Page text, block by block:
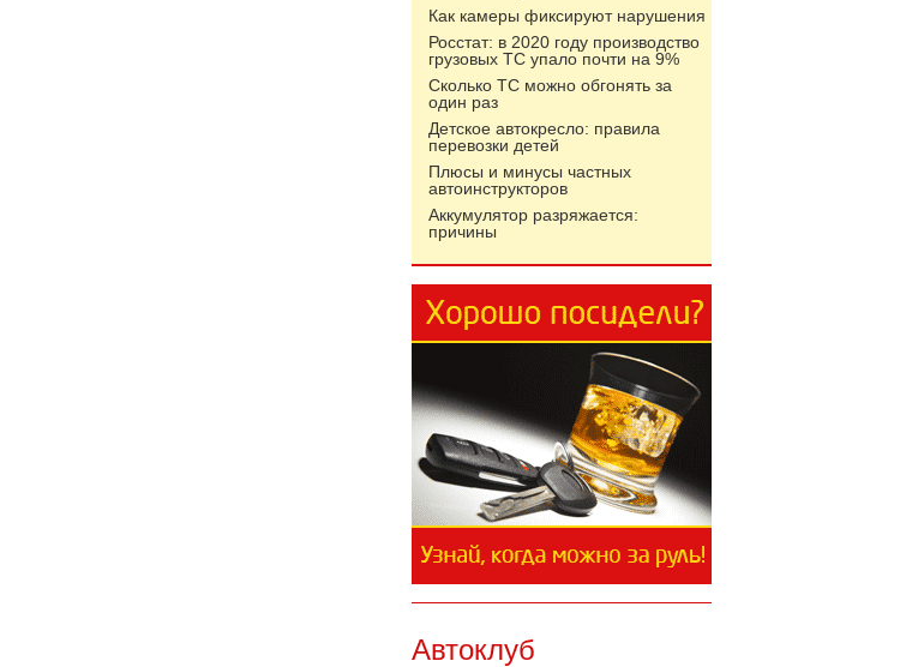
Как камеры фиксируют нарушения
Росстат: в 2020 году производство
грузовых ТС упало почти на 9%
Сколько ТС можно обгонять за
один раз
Детское автокресло: правила
перевозки детей
Плюсы и минусы частных
автоинструкторов
Аккумулятор разряжается:
причины
Автоклуб